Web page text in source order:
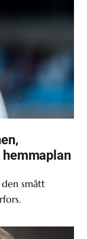
hemmaplan
smått